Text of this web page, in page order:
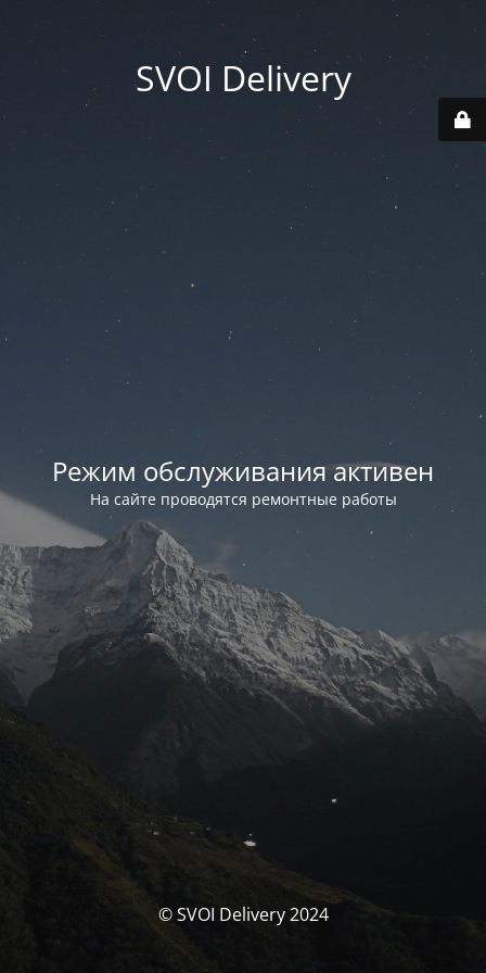
SVOI Delivery
Режим обслуживания активен
На сайте проводятся ремонтные работы
© SVOI Delivery 2024